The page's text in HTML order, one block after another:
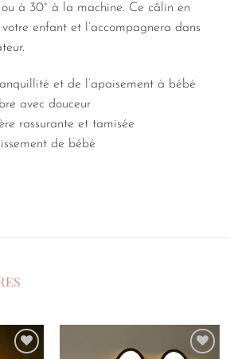
à 30° à la machine. Ce câlin en
enfant et l’accompagnera dans
et de l’apaisement à bébé
avec douceur
rassurante et tamisée
de bébé